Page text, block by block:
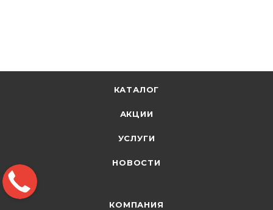
КАТАЛОГ
АКЦИИ
УСЛУГИ
НОВОСТИ
КОМПАНИЯ